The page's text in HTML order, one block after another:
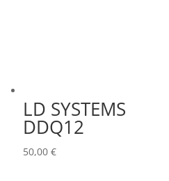
LD SYSTEMS
DDQ12
50,00 €